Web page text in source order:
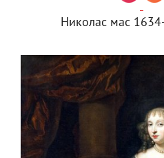
Николас мас